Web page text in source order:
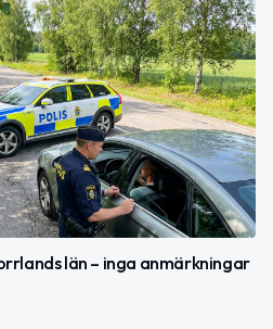
län – inga anmärkningar